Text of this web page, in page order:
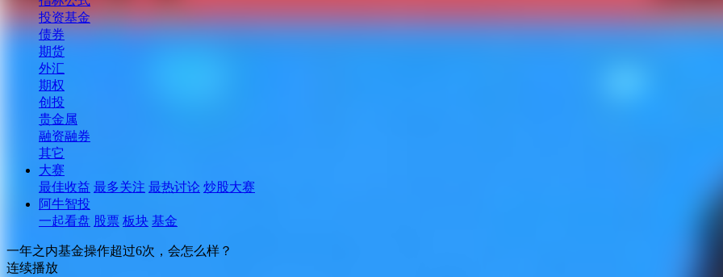
投资基金
债券
期货
外汇
期权
创投
贵金属
融资融券
其它
大赛
最佳收益 最多关注 最热讨论 炒股大赛
阿牛智投
一起看盘 股票 板块 基金
一年之内基金操作超过6次，会怎么样？
连续播放